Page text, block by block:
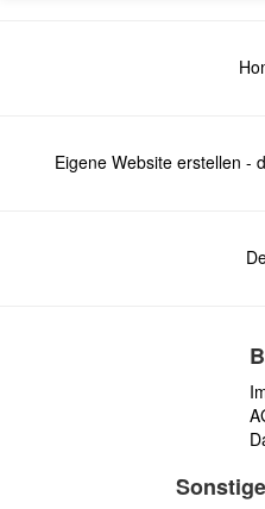
Eigene Website erstellen -